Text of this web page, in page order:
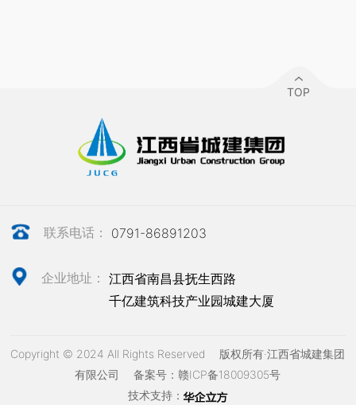
TOP
联系电话： 0791-86891203
企业地址：
江西省南昌县抚生西路
千亿建筑科技产业园城建大厦
Copyright © 2024 All Rights Reserved 版权所有·江西省城建集团
有限公司备案号：赣ICP备18009305号
技术支持：